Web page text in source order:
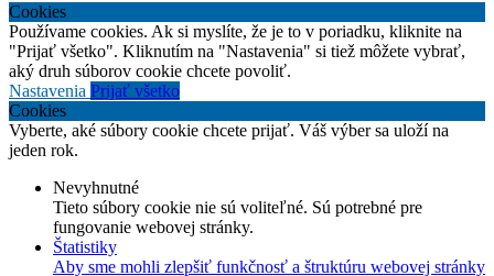
Cookies
Používame cookies. Ak si myslíte, že je to v poriadku, kliknite na
"Prijať všetko". Kliknutím na "Nastavenia" si tiež môžete vybrať,
aký druh súborov cookie chcete povoliť.
Nastavenia Prijať všetko
Cookies
Vyberte, aké súbory cookie chcete prijať. Váš výber sa uloží na
jeden rok.
Nevyhnutné
Tieto súbory cookie nie sú voliteľné. Sú potrebné pre
fungovanie webovej stránky.
Štatistiky
Aby sme mohli zlepšiť funkčnosť a štruktúru webovej stránky